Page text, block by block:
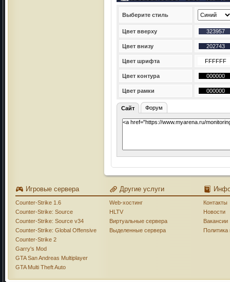
Выберите стиль
Цвет вверху
Цвет внизу
Цвет шрифта
Цвет контура
Цвет рамки
Сайт Форум
Игровые сервера
Counter-Strike 1.6
Counter-Strike: Source
Counter-Strike: Source v34
Counter-Strike: Global Offensive
Counter-Strike 2
Garry's Mod
GTA San Andreas Multiplayer
GTA Multi Theft Auto
Другие услуги
Web-хостинг
HLTV
Виртуальные сервера
Выделенные сервера
Контакты
Новости
Вакансии
Политика